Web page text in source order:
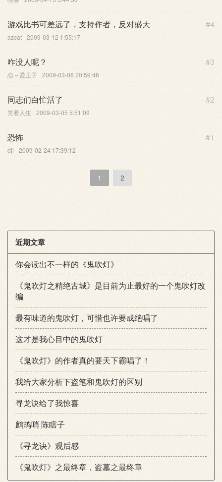
#4
游戏比书可差远了，支持作者，反对盛大
azcat 2009-03-12 1:55:17
#3
咋没人呢？
恋～爱王子 2009-03-06 20:59:48
#2
同志们白忙活了
笑看人生 2009-03-05 5:51:09
#1
恐怖
dji 2009-02-24 17:39:12
1 2
近期文章
你会读出不一样的《鬼吹灯》
《鬼吹灯之精绝古城》是目前为止最好的一个鬼吹灯改
编
最有味道的鬼吹灯，可惜也许要成绝唱了
这才是我心目中的鬼吹灯
《鬼吹灯》的作者真的要天下霸唱了！
我给大家分析下盗笔和鬼吹灯的区别
寻龙诀给了我惊喜
鹧鸪哨 陈瞎子
《寻龙诀》观后感
《鬼吹灯》之最终章，盗墓之最终章